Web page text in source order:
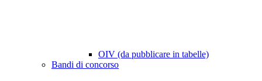
OIV (da pubblicare in tabelle)
Bandi di concorso